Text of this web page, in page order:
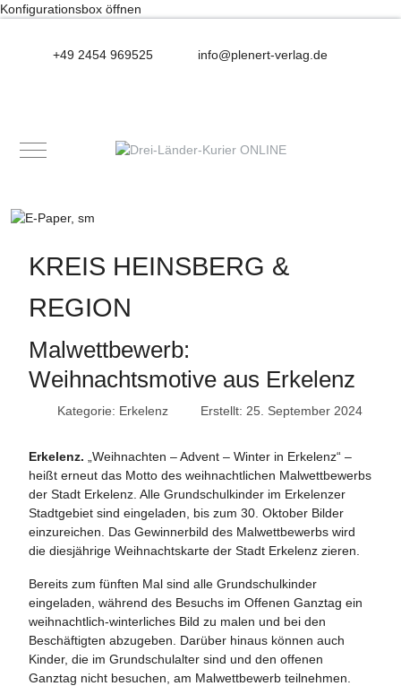
Konfigurationsbox öffnen
+49 2454 969525 info@plenert-verlag.de
Mobile Menu Toggle
KREIS HEINSBERG &
REGION
Malwettbewerb:
Weihnachtsmotive aus Erkelenz
Kategorie: Erkelenz Erstellt: 25. September 2024
Erkelenz. „Weihnachten – Advent – Winter in Erkelenz“ –
heißt erneut das Motto des weihnachtlichen Malwettbewerbs
der Stadt Erkelenz. Alle Grundschulkinder im Erkelenzer
Stadtgebiet sind eingeladen, bis zum 30. Oktober Bilder
einzureichen. Das Gewinnerbild des Malwettbewerbs wird
die diesjährige Weihnachtskarte der Stadt Erkelenz zieren.
Bereits zum fünften Mal sind alle Grundschulkinder
eingeladen, während des Besuchs im Offenen Ganztag ein
weihnachtlich-winterliches Bild zu malen und bei den
Beschäftigten abzugeben. Darüber hinaus können auch
Kinder, die im Grundschulalter sind und den offenen
Ganztag nicht besuchen, am Malwettbewerb teilnehmen.